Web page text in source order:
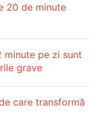
20 de minute
minute pe zi sunt
grave
care transformă